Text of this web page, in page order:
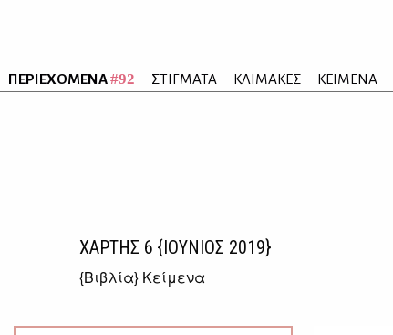
ΠΕΡΙΕΧΟΜΕΝΑ#92 ΣΤΙΓΜΑΤΑ ΚΛΙΜΑΚΕΣ ΚΕΙΜΕΝΑ
ΧΑΡΤΗΣ 6 {ΙΟΥΝΙΟΣ 2019}
{Βιβλία} Κείμενα